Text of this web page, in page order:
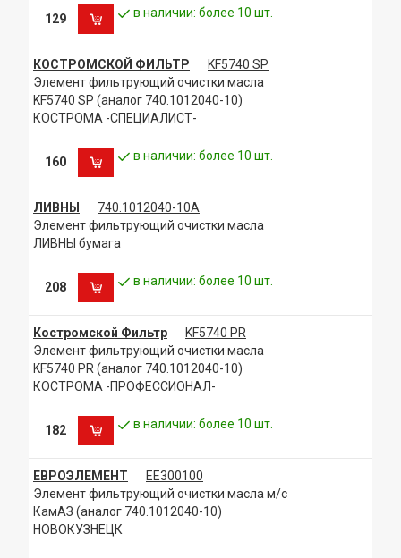
129 в наличии: более 10 шт.
КОСТРОМСКОЙ ФИЛЬТР
KF5740 SP
Элемент фильтрующий очистки масла
KF5740 SP (аналог 740.1012040-10)
КОСТРОМА -СПЕЦИАЛИСТ-
160 в наличии: более 10 шт.
ЛИВНЫ
740.1012040-10А
Элемент фильтрующий очистки масла
ЛИВНЫ бумага
208 в наличии: более 10 шт.
Костромской Фильтр
KF5740 PR
Элемент фильтрующий очистки масла
KF5740 PR (аналог 740.1012040-10)
КОСТРОМА -ПРОФЕССИОНАЛ-
182 в наличии: более 10 шт.
ЕВРОЭЛЕМЕНТ
ЕЕ300100
Элемент фильтрующий очистки масла м/с
КамАЗ (аналог 740.1012040-10)
НОВОКУЗНЕЦК